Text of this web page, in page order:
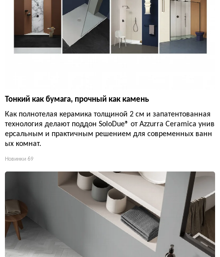
Тонкий как бумага, прочный как камень
Как полнотелая керамика толщиной 2 см и запатентованная
технология делают поддон SoloDue® от Azzurra Ceramica унив
ерсальным и практичным решением для современных ванн
ых комнат.
Новинки 69